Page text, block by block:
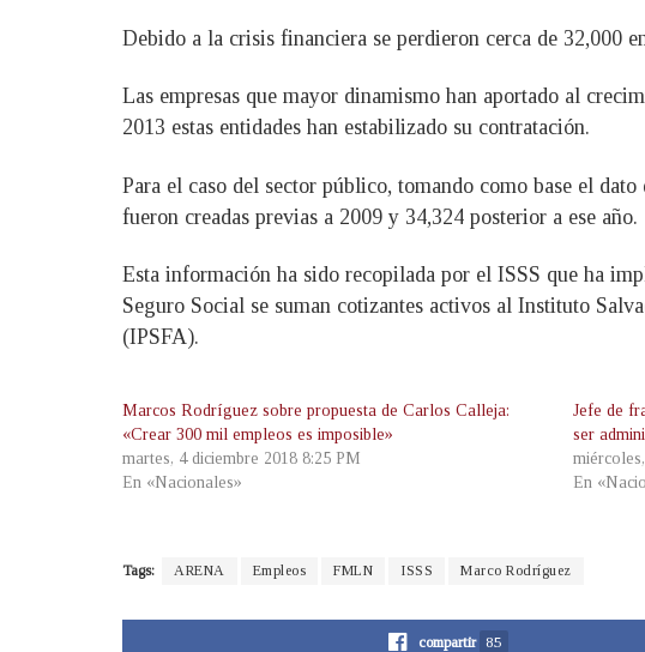
Debido a la crisis financiera se perdieron cerca de 32,000
Las empresas que mayor dinamismo han aportado al
2013 estas entidades han estabilizado su contratación.
Para el caso del sector público, tomando como base el
fueron creadas previas a 2009 y 34,324 posterior a ese año.
Esta información ha sido recopilada por el ISSS que ha
Seguro Social se suman cotizantes activos al Instituto
(IPSFA).
Marcos Rodríguez sobre propuesta de Carlos Calleja:
«Crear 300 mil empleos es imposible»
martes, 4 diciembre 2018 8:25 PM
En «Nacionales»
Jefe de
ser
En
Tags: ARENA Empleos FMLN ISSS Marco Rodríguez
compartir 85